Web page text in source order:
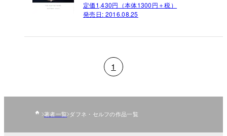
定価1,430円（本体1300円＋税）
発売日: 2016.08.25
1
著者一覧 ダフネ・セルフの作品一覧